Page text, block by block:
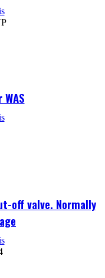
off valve. Normally